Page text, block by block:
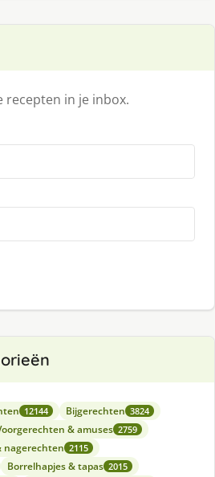
recepten in je inbox.
12144 Bijgerechten 3824
& amuses 2759
nagerechten 2115
Borrelhapjes & tapas 2015